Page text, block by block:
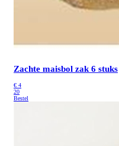
Zachte maisbol zak 6 stuks
€ 4
20
Bestel